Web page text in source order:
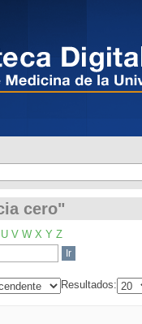
cero"
U V W X Y Z
Resultados: